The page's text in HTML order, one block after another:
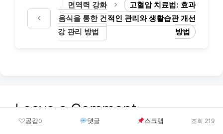
면역력 강화
음식을 통한 건
강 관리 방법
고혈압 치료법: 효과
적인 관리와 생활습관 개선
방법
Leave a Comment
공감0 댓글 스크랩 조회 219